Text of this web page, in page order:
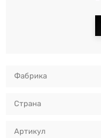
Фабрика
Страна
Артикул